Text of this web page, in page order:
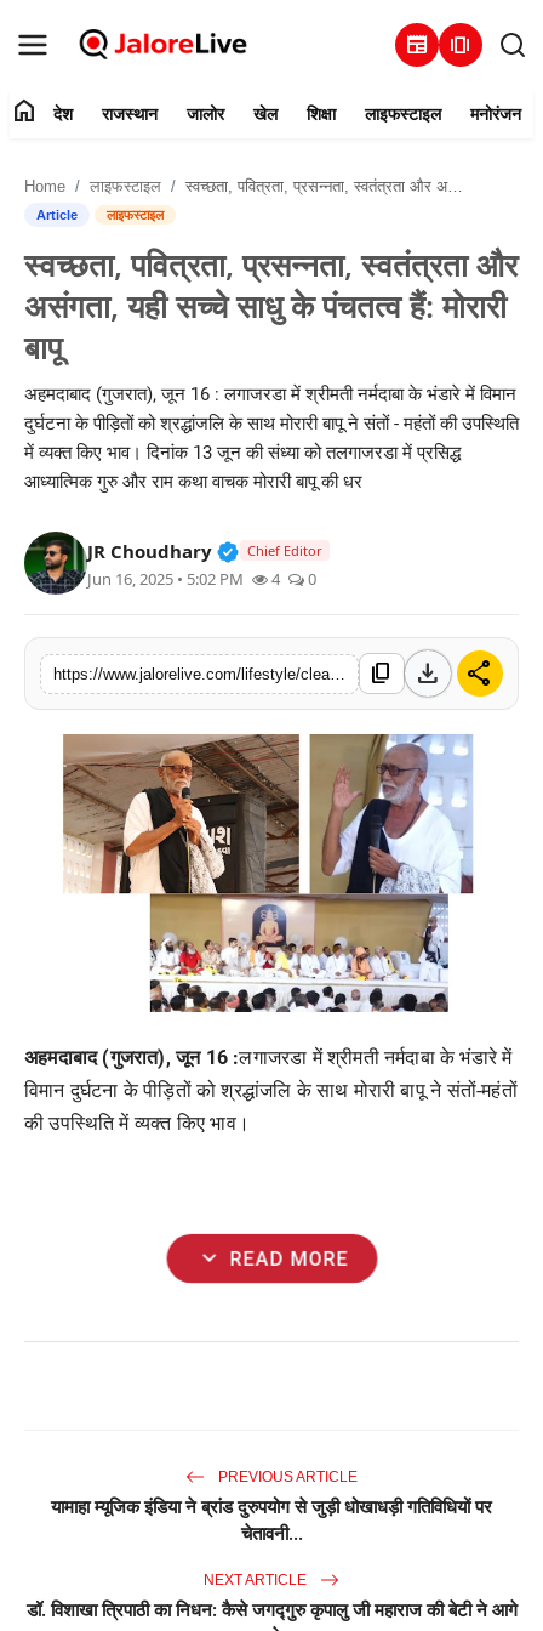
newspaper amp_stories
संपर्क करें
देश
राजस्थान
जालोर
खेल
लाइफस्टाइल
मनोरंजन
तकनीक
बिज़नेस
home देश राजस्थान जालोर खेल शिक्षा लाइफस्टाइल मनोरंजन
Home लाइफस्टाइल स्वच्छता, पवित्रता, प्रसन्नता, स्वतंत्रता और असंगता, यही सच्चे साधु के पंचतत्व हैं: मोरारी बापू
Article लाइफस्टाइल
स्वच्छता, पवित्रता, प्रसन्नता, स्वतंत्रता और
असंगता, यही सच्चे साधु के पंचतत्व हैं: मोरारी
बापू
अहमदाबाद (गुजरात), जून 16 : लगाजरडा में श्रीमती नर्मदाबा के भंडारे में विमान
दुर्घटना के पीड़ितों को श्रद्धांजलि के साथ मोरारी बापू ने संतों - महंतों की उपस्थिति
में व्यक्त किए भाव। दिनांक 13 जून की संध्या को तलगाजरडा में प्रसिद्ध
आध्यात्मिक गुरु और राम कथा वाचक मोरारी बापू की धर
JR Choudhary Verified Public Figure • 30 Mar,
Chief Editor
Jun 16, 2025 • 5:02 PM 4 0
content_copy download share
अहमदाबाद (गुजरात), जून 16 :लगाजरडा में श्रीमती नर्मदाबा के भंडारे में
विमान दुर्घटना के पीड़ितों को श्रद्धांजलि के साथ मोरारी बापू ने संतों-महंतों
की उपस्थिति में व्यक्त किए भाव।
expand_more READ MORE
PREVIOUS ARTICLE
यामाहा म्यूजिक इंडिया ने ब्रांड दुरुपयोग से जुड़ी धोखाधड़ी गतिविधियों पर
चेतावनी...
NEXT ARTICLE
डॉ. विशाखा त्रिपाठी का निधन: कैसे जगद्गुरु कृपालु जी महाराज की बेटी ने आगे